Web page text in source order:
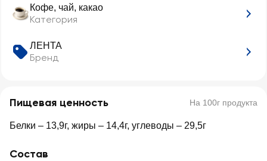
Кофе, чай, какао
Категория
ЛЕНТА
Бренд
Пищевая ценность На 100г продукта
Белки – 13,9г, жиры – 14,4г, углеводы – 29,5г
Состав